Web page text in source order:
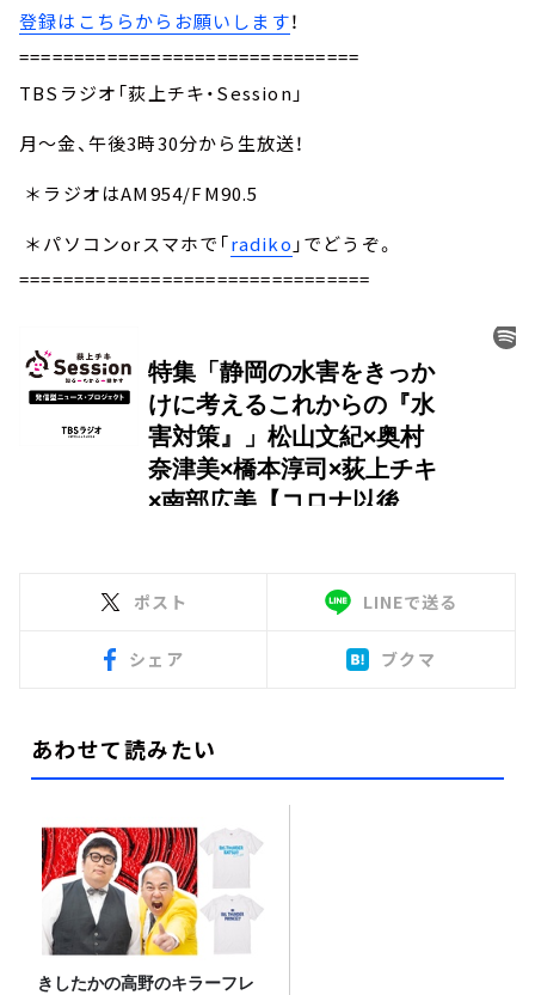
登録はこちらからお願いします！
===============================
TBSラジオ「荻上チキ・Session」
月～金、午後3時30分から生放送！
＊ラジオはAM954/FM90.5
＊パソコンorスマホで「radiko 」でどうぞ。
================================
ポスト LINEで送る
シェア ブクマ
あわせて読みたい
きしたかの高野のキラーフレ